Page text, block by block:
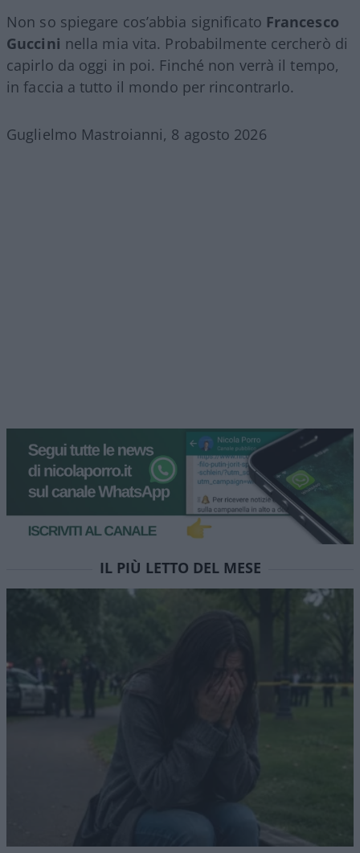
Non so spiegare cos’abbia significato Francesco
Guccini nella mia vita. Probabilmente cercherò di
capirlo da oggi in poi. Finché non verrà il tempo,
in faccia a tutto il mondo per rincontrarlo.
Guglielmo Mastroianni, 8 agosto 2026
IL PIÙ LETTO DEL MESE